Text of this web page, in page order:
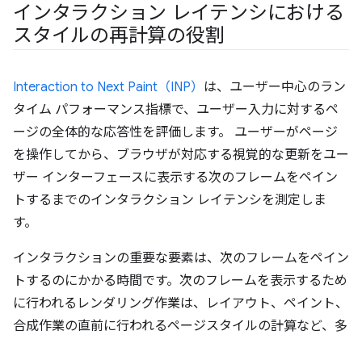
インタラクション レイテンシにおける
スタイルの再計算の役割
Interaction to Next Paint（INP） は、ユーザー中心のラン
タイム パフォーマンス指標で、ユーザー入力に対するペ
ージの全体的な応答性を評価します。 ユーザーがページ
を操作してから、ブラウザが対応する視覚的な更新をユー
ザー インターフェースに表示する次のフレームをペイン
トするまでのインタラクション レイテンシを測定しま
す。
インタラクションの重要な要素は、次のフレームをペイン
トするのにかかる時間です。次のフレームを表示するため
に行われるレンダリング作業は、レイアウト、ペイント、
合成作業の直前に行われるページスタイルの計算など、多